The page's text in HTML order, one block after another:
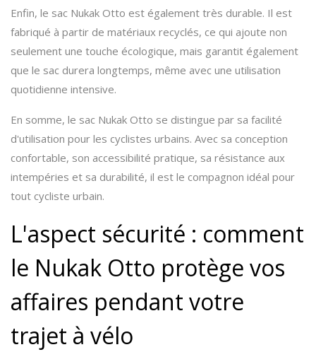
Enfin, le sac Nukak Otto est également très durable. Il est
fabriqué à partir de matériaux recyclés, ce qui ajoute non
seulement une touche écologique, mais garantit également
que le sac durera longtemps, même avec une utilisation
quotidienne intensive.
En somme, le sac Nukak Otto se distingue par sa facilité
d'utilisation pour les cyclistes urbains. Avec sa conception
confortable, son accessibilité pratique, sa résistance aux
intempéries et sa durabilité, il est le compagnon idéal pour
tout cycliste urbain.
L'aspect sécurité : comment
le Nukak Otto protège vos
affaires pendant votre
trajet à vélo